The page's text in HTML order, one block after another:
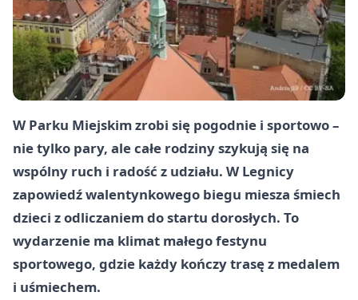
W Parku Miejskim zrobi się pogodnie i sportowo –
nie tylko pary, ale całe rodziny szykują się na
wspólny ruch i radość z udziału. W Legnicy
zapowiedź walentynkowego biegu miesza śmiech
dzieci z odliczaniem do startu dorosłych. To
wydarzenie ma klimat małego festynu
sportowego, gdzie każdy kończy trasę z medalem
i uśmiechem.